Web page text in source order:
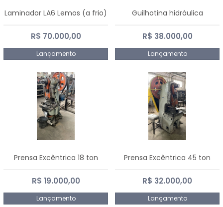
Laminador LA6 Lemos (a frio)
R$ 70.000,00
Lançamento
Guilhotina hidráulica
R$ 38.000,00
Lançamento
Prensa Excêntrica 18 ton
R$ 19.000,00
Lançamento
Prensa Excêntrica 45 ton
R$ 32.000,00
Lançamento